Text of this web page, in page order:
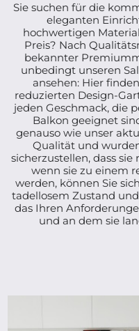
Sie suchen für die
eleganten
hochwertigen
Preis? Nach
bekannter
unbedingt unseren
ansehen: Hier
reduzierten Design-
jeden Geschmack, die
Balkon geeignet
genauso wie unser
Qualität und
sicherzustellen, dass
wenn sie zu einem
werden, können Sie
tadellosem Zustand
das Ihren
und an dem sie